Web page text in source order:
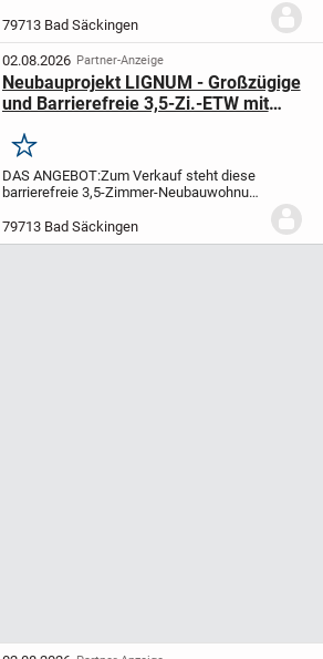
Wohnprojekt LIGNUM Rippolingen.
Kaufpreis enthalten ist bereits eine
hochwertig...
79713 Bad Säckingen
02.08.2026 Partner-Anzeige
Neubauprojekt LIGNUM - Großzügige
und Barrierefreie 3,5-Zi.-ETW mit
Merken
DAS ANGEBOT:Zum Verkauf steht diese
barrierefreie 3,5-Zimmer-Neubauwohnung
Wohnprojekt LIGNUM Rippolingen.
Kaufpreis enthalten ist bereits eine
79713 Bad Säckingen